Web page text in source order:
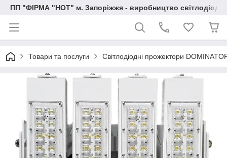
ПП "ФІРМА "НОТ" м. Запоріжжя - виробництво
Товари та послуги Світлодіодні прожектори